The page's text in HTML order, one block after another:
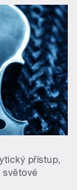
přístup,
světové